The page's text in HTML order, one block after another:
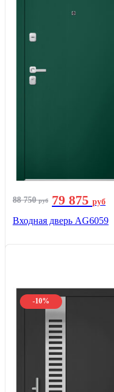
88 750руб 79 875 руб
Входная дверь AG6059
-10%